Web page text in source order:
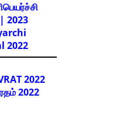
2023
2022
2022
2022